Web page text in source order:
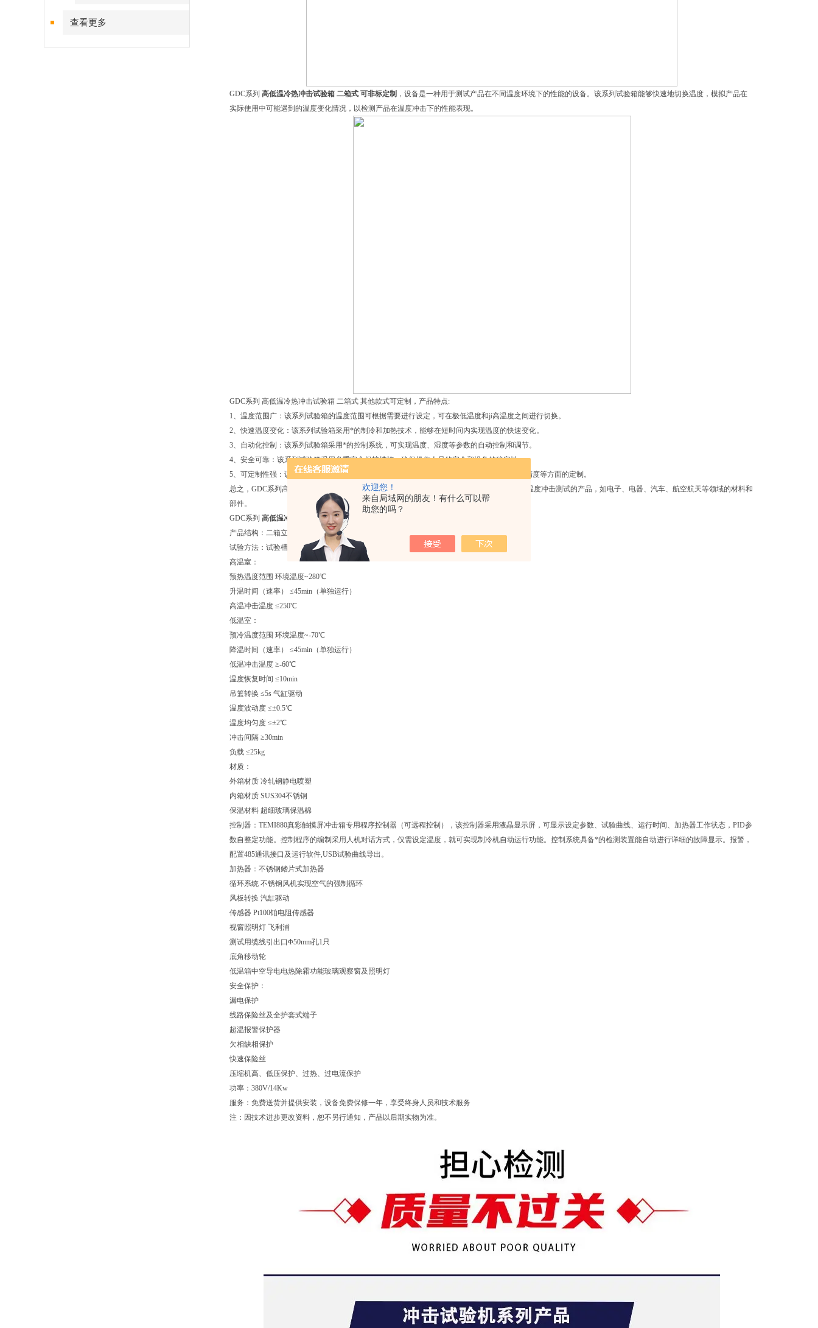
欢迎您！
来自局域网的朋友！有什么可以帮
助您的吗？
查看更多
GDC系列 高低温冷热冲击试验箱 二箱式 可非标定制 ，设备是一种用于测试产品在不同温度环境下的性能的设备。该系列试验箱能够快速地切换温度，模拟产品在
实际使用中可能遇到的温度变化情况，以检测产品在温度冲击下的性能表现。
GDC系列 高低温冷热冲击试验箱 二箱式 其他款式可定制，产品特点:
1、温度范围广：该系列试验箱的温度范围可根据需要进行设定，可在极低温度和ji高温度之间进行切换。
2、快速温度变化：该系列试验箱采用*的制冷和加热技术，能够在短时间内实现温度的快速变化。
3、自动化控制：该系列试验箱采用*的控制系统，可实现温度、湿度等参数的自动控制和调节。
4、安全可靠：该系列试验箱采用多重安全保护措施，确保操作人员的安全和设备的稳定性。
5、可定制性强：该系列试验箱可根据客户的具体需求进行定制，包括尺寸、温度范围、控制精度等方面的定制。
总之，GDC系列高低温冲击试验箱是一种功能*、性能稳定的测试设备，适用于各种需要进行温度冲击测试的产品，如电子、电器、汽车、航空航天等领域的材料和
部件。
GDC系列 高低温冷热冲击试验箱 二箱式 可非标定制
产品结构：二箱立式
试验方法：试验槽移动
高温室：
预热温度范围 环境温度~280℃
升温时间（速率） ≤45min（单独运行）
高温冲击温度 ≤250℃
低温室：
预冷温度范围 环境温度~-70℃
降温时间（速率） ≤45min（单独运行）
低温冲击温度 ≥-60℃
温度恢复时间 ≤10min
吊篮转换 ≤5s 气缸驱动
温度波动度 ≤±0.5℃
温度均匀度 ≤±2℃
冲击间隔 ≥30min
负载 ≤25kg
材质：
外箱材质 冷轧钢静电喷塑
内箱材质 SUS304不锈钢
保温材料 超细玻璃保温棉
控制器：TEMI880真彩触摸屏冲击箱专用程序控制器（可远程控制），该控制器采用液晶显示屏，可显示设定参数、试验曲线、运行时间、加热器工作状态，PID参
数自整定功能。控制程序的编制采用人机对话方式，仅需设定温度，就可实现制冷机自动运行功能。控制系统具备*的检测装置能自动进行详细的故障显示。报警，
配置485通讯接口及运行软件,USB试验曲线导出。
加热器：不锈钢鳍片式加热器
循环系统 不锈钢风机实现空气的强制循环
风板转换 汽缸驱动
传感器 Pt100铂电阻传感器
视窗照明灯 飞利浦
测试用缆线引出口Φ50mm孔1只
底角移动轮
低温箱中空导电电热除霜功能玻璃观察窗及照明灯
安全保护：
漏电保护
线路保险丝及全护套式端子
超温报警保护器
欠相缺相保护
快速保险丝
压缩机高、低压保护、过热、过电流保护
功率：380V/14Kw
服务：免费送货并提供安装，设备免费保修一年，享受终身人员和技术服务
注：因技术进步更改资料，恕不另行通知，产品以后期实物为准。